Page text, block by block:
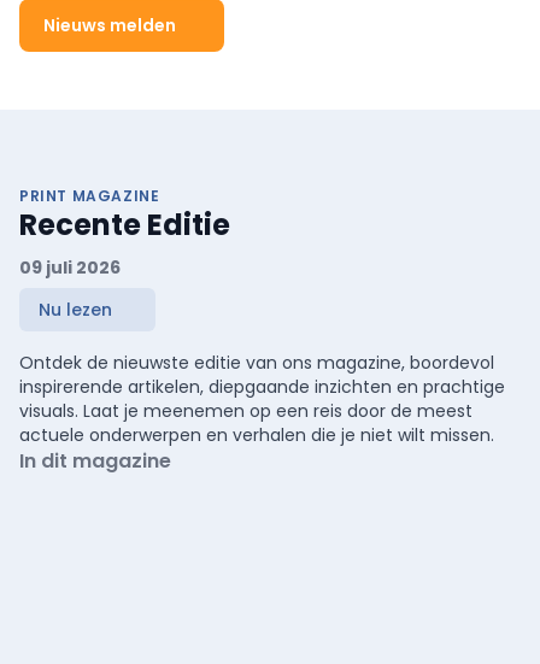
Nieuws melden
PRINT MAGAZINE
Recente Editie
09 juli 2026
Nu lezen
Ontdek de nieuwste editie van ons magazine, boordevol
inspirerende artikelen, diepgaande inzichten en prachtige
visuals. Laat je meenemen op een reis door de meest
actuele onderwerpen en verhalen die je niet wilt missen.
In dit magazine